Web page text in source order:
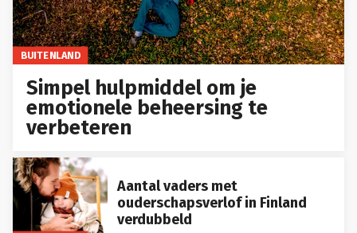
BUITENLAND
Simpel hulpmiddel om je
emotionele beheersing te
verbeteren
Aantal vaders met
ouderschapsverlof in Finland
verdubbeld